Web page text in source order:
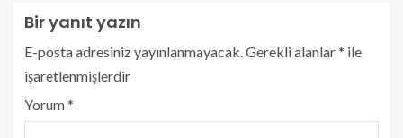
Bir yanıt yazın
E-posta adresiniz yayınlanmayacak. Gerekli alanlar* ile
işaretlenmişlerdir
Yorum*